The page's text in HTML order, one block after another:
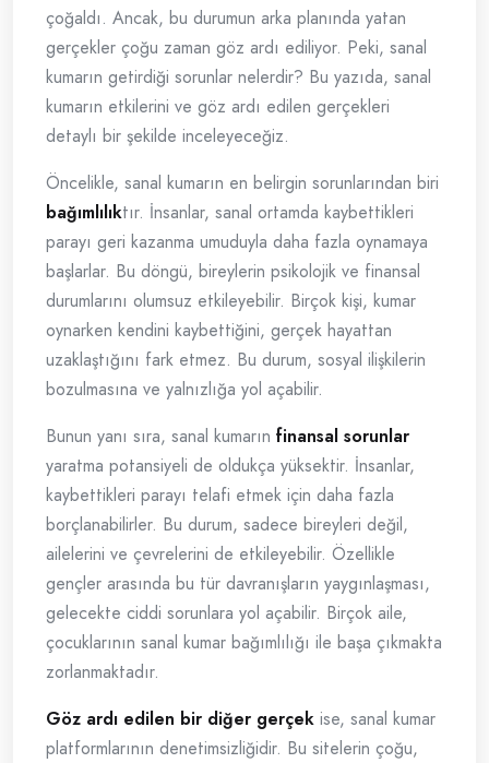
çoğaldı. Ancak, bu durumun arka planında yatan
gerçekler çoğu zaman göz ardı ediliyor. Peki, sanal
kumarın getirdiği sorunlar nelerdir? Bu yazıda, sanal
kumarın etkilerini ve göz ardı edilen gerçekleri
detaylı bir şekilde inceleyeceğiz.
Öncelikle, sanal kumarın en belirgin sorunlarından biri
bağımlılıktır. İnsanlar, sanal ortamda kaybettikleri
parayı geri kazanma umuduyla daha fazla oynamaya
başlarlar. Bu döngü, bireylerin psikolojik ve finansal
durumlarını olumsuz etkileyebilir. Birçok kişi, kumar
oynarken kendini kaybettiğini, gerçek hayattan
uzaklaştığını fark etmez. Bu durum, sosyal ilişkilerin
bozulmasına ve yalnızlığa yol açabilir.
Bunun yanı sıra, sanal kumarın finansal sorunlar
yaratma potansiyeli de oldukça yüksektir. İnsanlar,
kaybettikleri parayı telafi etmek için daha fazla
borçlanabilirler. Bu durum, sadece bireyleri değil,
ailelerini ve çevrelerini de etkileyebilir. Özellikle
gençler arasında bu tür davranışların yaygınlaşması,
gelecekte ciddi sorunlara yol açabilir. Birçok aile,
çocuklarının sanal kumar bağımlılığı ile başa çıkmakta
zorlanmaktadır.
Göz ardı edilen bir diğer gerçek ise, sanal kumar
platformlarının denetimsizliğidir. Bu sitelerin çoğu,